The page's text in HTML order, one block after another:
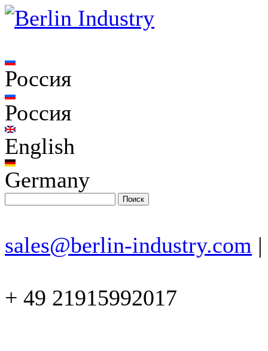
Россия
Россия
English
Germany
sales@berlin-industry.com |
+ 49 21915992017